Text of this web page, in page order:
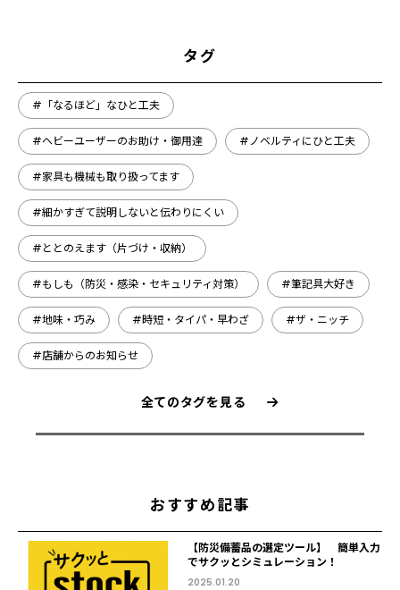
タグ
#「なるほど」なひと工夫
#ヘビーユーザーのお助け・御用達 #ノベルティにひと工夫
#家具も機械も取り扱ってます
#細かすぎて説明しないと伝わりにくい
#ととのえます（片づけ・収納）
#もしも（防災・感染・セキュリティ対策） #筆記具大好き
#地味・巧み #時短・タイパ・早わざ #ザ・ニッチ
#店舗からのお知らせ
全てのタグを見る
おすすめ記事
【防災備蓄品の選定ツール】 簡単入力
でサクッとシミュレーション！
2025.01.20